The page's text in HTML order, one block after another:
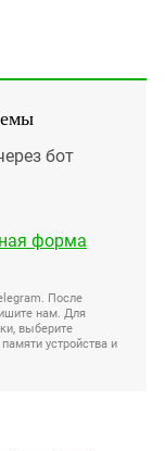
бот
форма
После
нам. Для
выберите
устройства и